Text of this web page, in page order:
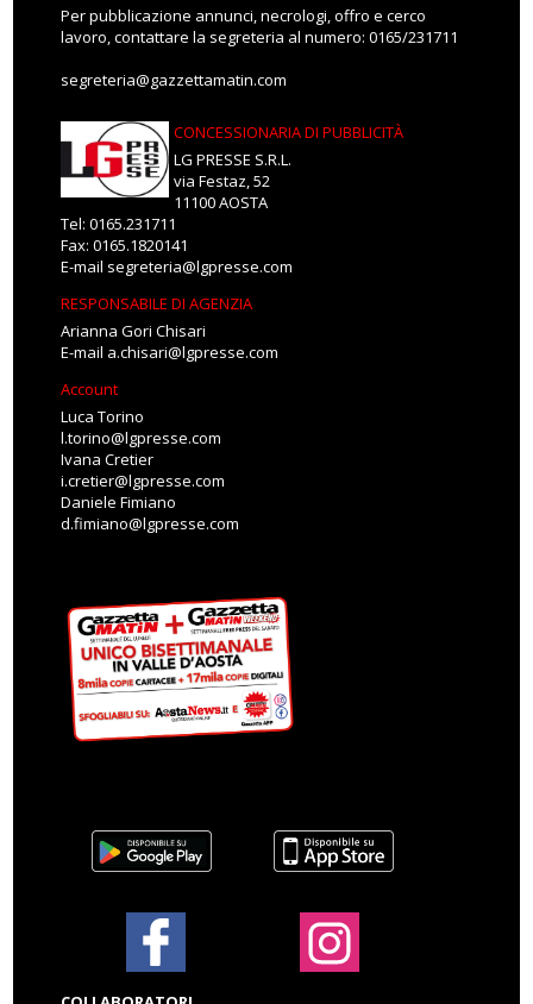
Per pubblicazione annunci, necrologi, offro e cerco
lavoro, contattare la segreteria al numero: 0165/231711
segreteria@gazzettamatin.com
CONCESSIONARIA DI PUBBLICITÀ
LG PRESSE S.R.L.
via Festaz, 52
11100 AOSTA
Tel: 0165.231711
Fax: 0165.1820141
E-mail segreteria@lgpresse.com
RESPONSABILE DI AGENZIA
Arianna Gori Chisari
E-mail a.chisari@lgpresse.com
Account
Luca Torino
l.torino@lgpresse.com
Ivana Cretier
i.cretier@lgpresse.com
Daniele Fimiano
d.fimiano@lgpresse.com